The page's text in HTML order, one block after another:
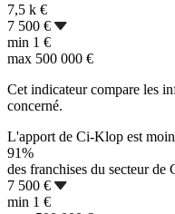
7,5 k €
7 500 €
min 1 €
max 500 000 €
Cet indicateur compare les
concerné.
L'apport de Ci-Klop est
91%
des franchises du secteur de
7 500 €
min 1 €